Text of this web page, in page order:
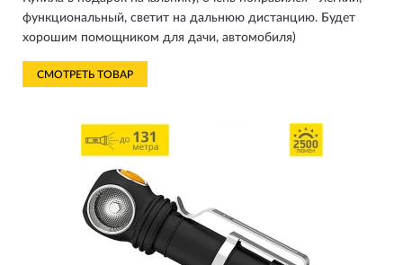
функциональный, светит на дальнюю дистанцию. Будет
хорошим помощником для дачи, автомобиля)
СМОТРЕТЬ ТОВАР